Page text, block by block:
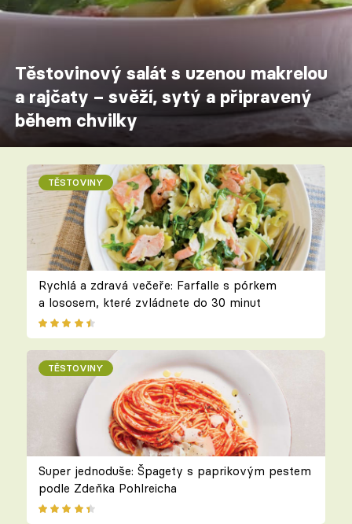
Těstovinový salát s uzenou makrelou
a rajčaty – svěží, sytý a připravený
během chvilky
TĚSTOVINY
Rychlá a zdravá večeře: Farfalle s pórkem
a lososem, které zvládnete do 30 minut
TĚSTOVINY
Super jednoduše: Špagety s paprikovým pestem
podle Zdeňka Pohlreicha